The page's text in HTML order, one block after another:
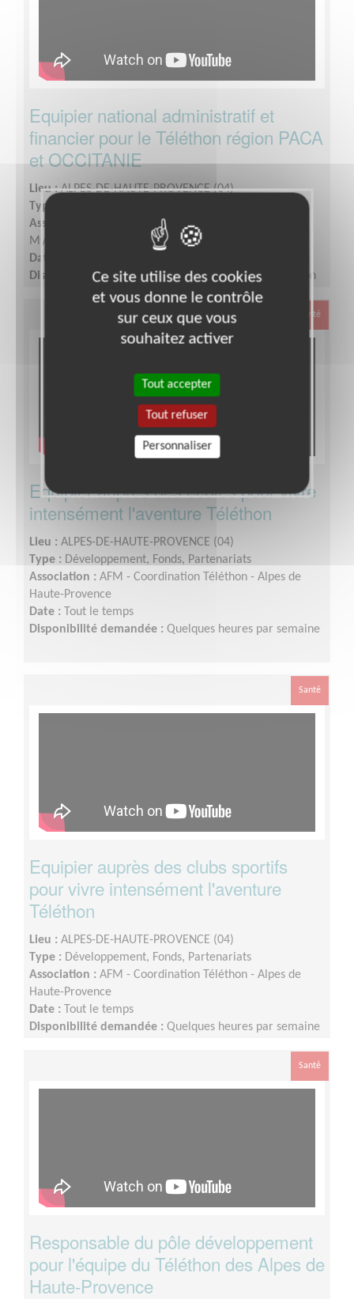
Equipier national administratif et
financier pour le Téléthon région PACA
et OCCITANIE
Lieu :ALPES-DE-HAUTE-PROVENCE (04)
Type :
Association :
Association Française contre les
Myopathies - Siège
Date :
Disponibilité demandée :De 3 à 6 h par semaine selon
Santé
Equipier auprès des écoles pour vivre
intensément l'aventure Téléthon
Lieu : ALPES-DE-HAUTE-PROVENCE (04)
Type : Développement, Fonds, Partenariats
Association : AFM - Coordination Téléthon - Alpes de
Haute-Provence
Date :
Tout le temps
Disponibilité demandée : Quelques heures par semaine
Santé
Equipier auprès des clubs sportifs
pour vivre intensément l'aventure
Téléthon
Lieu : ALPES-DE-HAUTE-PROVENCE (04)
Type : Développement, Fonds, Partenariats
Association : AFM - Coordination Téléthon - Alpes de
Haute-Provence
Date :
Tout le temps
Disponibilité demandée : Quelques heures par semaine
Santé
Responsable du pôle développement
pour l'équipe du Téléthon des Alpes de
Haute-Provence
Ce site utilise des cookies
et vous donne le contrôle
sur ceux que vous
souhaitez activer
Tout accepter
Tout refuser
Personnaliser